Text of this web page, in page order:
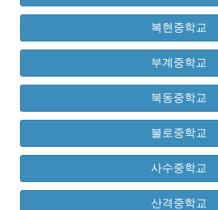
복현중학교
부계중학교
북동중학교
불로중학교
사수중학교
산격중학교